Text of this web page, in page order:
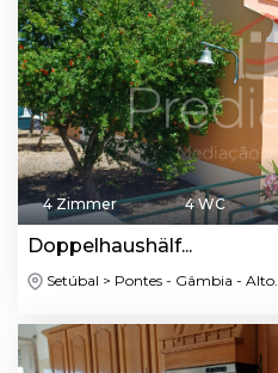
4 Zimmer 4 WC
Doppelhaushälf...
Setúbal > Pontes - Gâmbia - Alto...